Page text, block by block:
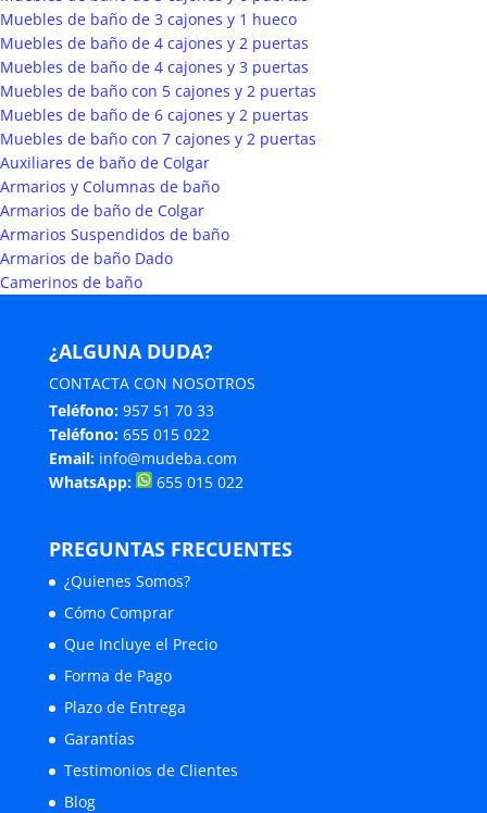
Muebles de baño de 3 cajones y 1 hueco
Muebles de baño de 4 cajones y 2 puertas
Muebles de baño de 4 cajones y 3 puertas
Muebles de baño con 5 cajones y 2 puertas
Muebles de baño de 6 cajones y 2 puertas
Muebles de baño con 7 cajones y 2 puertas
Auxiliares de baño de Colgar
Armarios y Columnas de baño
Armarios de baño de Colgar
Armarios Suspendidos de baño
Armarios de baño Dado
Camerinos de baño
¿ALGUNA DUDA?
CONTACTA CON NOSOTROS
Teléfono: 957 51 70 33
Teléfono: 655 015 022
Email: info@mudeba.com
WhatsApp:
655 015 022
PREGUNTAS FRECUENTES
¿Quienes Somos?
Cómo Comprar
Que Incluye el Precio
Forma de Pago
Plazo de Entrega
Garantías
Testimonios de Clientes
Blog